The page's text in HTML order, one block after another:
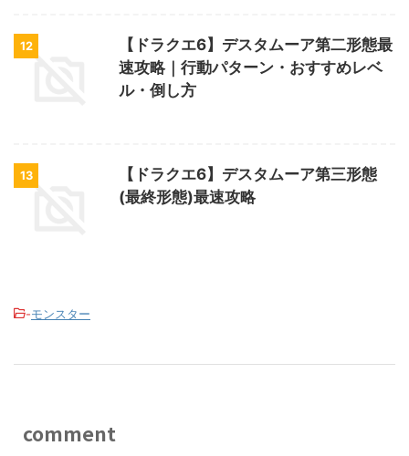
12
【ドラクエ6】デスタムーア第二形態最
速攻略｜行動パターン・おすすめレベ
ル・倒し方
13
【ドラクエ6】デスタムーア第三形態
(最終形態)最速攻略
-モンスター
comment